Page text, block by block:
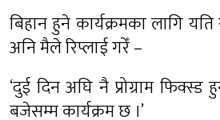
बिहान हुने कार्यक्रमका लागि
अनि मैले रिप्लाई गरेँ –
‘दुई दिन अघि नै प्रोग्राम
बजेसम्म कार्यक्रम छ ।’